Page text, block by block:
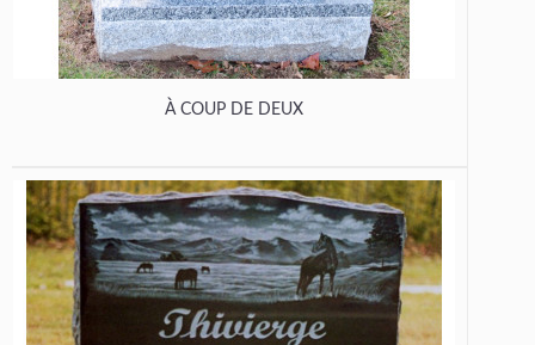
À COUP DE DEUX